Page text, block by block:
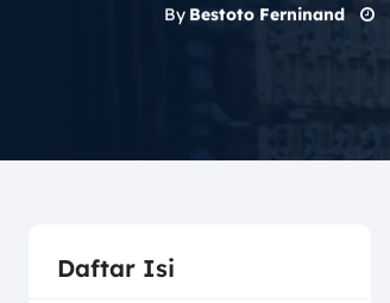
By Bestoto Ferninand
Daftar Isi